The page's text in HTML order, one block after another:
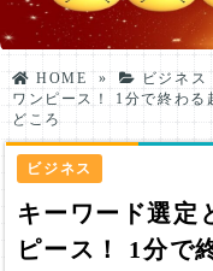
HOME » ビジネス
ワンピース！ 1分で終わる
どころ
ビジネス
キーワード選定
ピース！ 1分で